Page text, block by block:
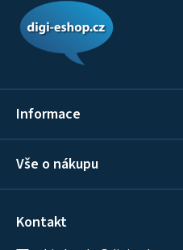
Informace
Vše o nákupu
Kontakt